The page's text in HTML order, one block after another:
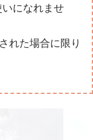
になれませ
れた場合に限り